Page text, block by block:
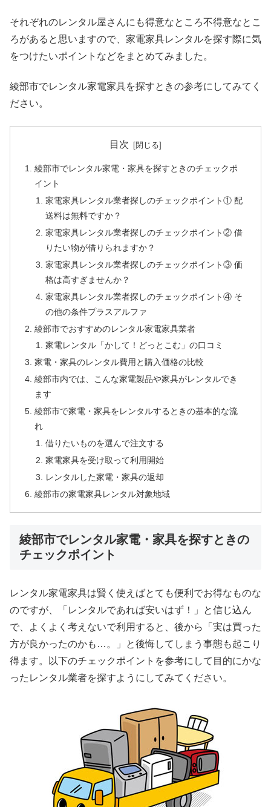
それぞれのレンタル屋さんにも得意なところ不得意なとこ
ろがあると思いますので、家電家具レンタルを探す際に気
をつけたいポイントなどをまとめてみました。
綾部市でレンタル家電家具を探すときの参考にしてみてく
ださい。
目次
綾部市でレンタル家電・家具を探すときのチェックポ
イント
家電家具レンタル業者探しのチェックポイント① 配
送料は無料ですか？
家電家具レンタル業者探しのチェックポイント② 借
りたい物が借りられますか？
家電家具レンタル業者探しのチェックポイント③ 価
格は高すぎませんか？
家電家具レンタル業者探しのチェックポイント④ そ
の他の条件プラスアルファ
綾部市でおすすめのレンタル家電家具業者
家電レンタル「かして！どっとこむ」の口コミ
家電・家具のレンタル費用と購入価格の比較
綾部市内では、こんな家電製品や家具がレンタルでき
ます
綾部市で家電・家具をレンタルするときの基本的な流
れ
借りたいものを選んで注文する
家電家具を受け取って利用開始
レンタルした家電・家具の返却
綾部市の家電家具レンタル対象地域
綾部市でレンタル家電・家具を探すときの
チェックポイント
レンタル家電家具は賢く使えばとても便利でお得なものな
のですが、「レンタルであれば安いはず！」と信じ込ん
で、よくよく考えないで利用すると、後から「実は買った
方が良かったのかも…。」と後悔してしまう事態も起こり
得ます。以下のチェックポイントを参考にして目的にかな
ったレンタル業者を探すようにしてみてください。